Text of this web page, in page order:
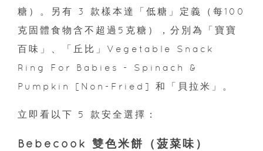
糖）。另有 3 款樣本達「低糖」定義（每100
克固體食物含不超過5克糖），分別為「寶寶
百味」、「丘比」Vegetable Snack
Ring For Babies - Spinach &
Pumpkin [Non-Fried] 和「貝拉米」。
立即看以下 5 款安全選擇：
Bebecook 雙色米餅（菠菜味）